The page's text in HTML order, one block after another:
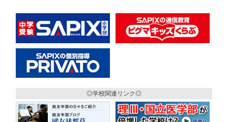
◎学校関連リンク◎